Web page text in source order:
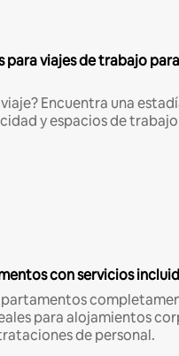
para viajes de trabajo
Encuentra una
y espacios de trabajo
con servicios
para alojamientos
de personal.